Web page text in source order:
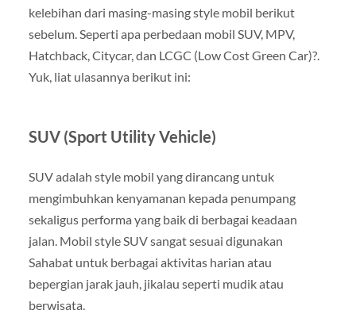
kelebihan dari masing-masing style mobil berikut
sebelum. Seperti apa perbedaan mobil SUV, MPV,
Hatchback, Citycar, dan LCGC (Low Cost Green Car)?.
Yuk, liat ulasannya berikut ini:
SUV (Sport Utility Vehicle)
SUV adalah style mobil yang dirancang untuk
mengimbuhkan kenyamanan kepada penumpang
sekaligus performa yang baik di berbagai keadaan
jalan. Mobil style SUV sangat sesuai digunakan
Sahabat untuk berbagai aktivitas harian atau
bepergian jarak jauh, jikalau seperti mudik atau
berwisata.